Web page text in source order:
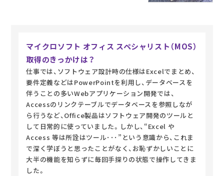
マイクロソフト オフィス スペシャリスト（MOS）
取得のきっかけは？
仕事では、ソフトウェア設計時の仕様はExcelでまとめ、
要件定義などはPowerPointを利用し、データベースを
伴うことの多いWebアプリケーション開発では、
Accessのリンクテーブルでデータベースを参照しなが
ら行うなど、Office製品はソフトウェア開発のツールと
して日常的に使っていました。しかし、“Excel や
Access 等は所詮はツール･･･”という意識から、これま
で深く学ぼうと思ったことがなく、お恥ずかしいことに
大半の機能を知らずに毎回手探りの状態で操作してきま
した。